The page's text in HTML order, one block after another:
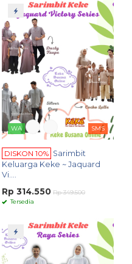
WA SMS
DISKON 10% Sarimbit
Keluarga Keke ~ Jaquard
Vi....
Rp 314.550 Rp 349.500
Tersedia